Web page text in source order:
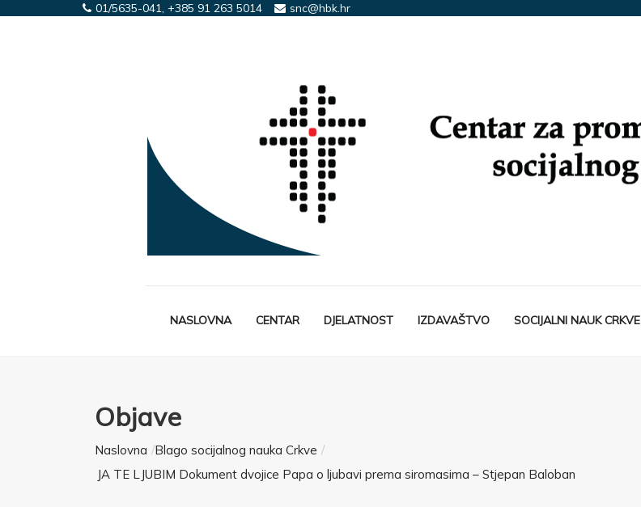
01/5635-041, +385 91 263 5014 snc@hbk.hr
NASLOVNA CENTAR DJELATNOST IZDAVAŠTVO SOCIJALNI NAUK CRKVE
Objave
Naslovna Blago socijalnog nauka Crkve
JA TE LJUBIM Dokument dvojice Papa o ljubavi prema siromasima – Stjepan Baloban